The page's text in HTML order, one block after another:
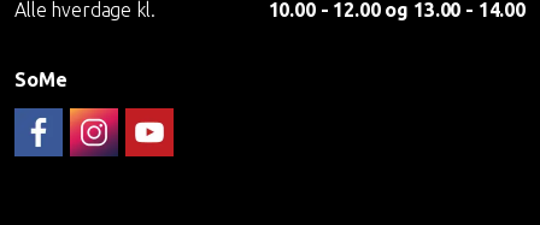
Alle hverdage kl. 10.00 - 12.00 og 13.00 - 14.00
SoMe